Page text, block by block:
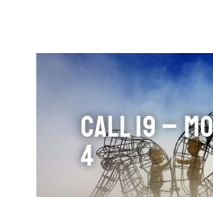
CALL 19 –
4